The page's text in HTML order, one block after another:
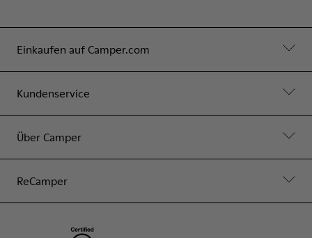
Einkaufen auf Camper.com
Kundenservice
Über Camper
ReCamper